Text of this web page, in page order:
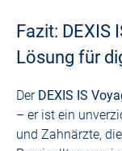
Fazit: DEXIS
Lösung für
Der DEXIS IS
– er ist ein
und Zahnärzte,